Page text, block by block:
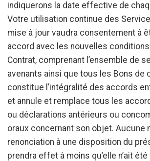
indiquerons la date effective de
Votre utilisation continue des
mise à jour vaudra consentement à
accord avec les nouvelles
Contrat, comprenant l’ensemble de
avenants ainsi que tous les Bons de
constitue l’intégralité des accords
et annule et remplace tous les
ou déclarations antérieurs ou
oraux concernant son objet. Aucune
renonciation à une disposition du
prendra effet à moins qu’elle n’ait